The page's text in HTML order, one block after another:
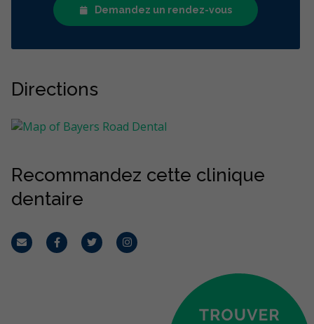
Demandez un rendez-vous
Directions
Recommandez cette clinique
dentaire
CourrielFacebookTwitterInstagram